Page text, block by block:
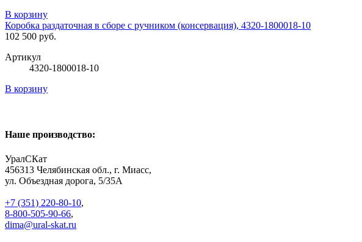
В корзину
Коробка раздаточная в сборе с ручником (консервация), 4320-1800018-10
102 500 руб.
Артикул
4320-1800018-10
В корзину
Наше производство:
УралСКат
456313 Челябинская обл., г. Миасс,
ул. Объездная дорога, 5/35А
+7 (351) 220-80-10,
8-800-505-90-66,
dima@ural-skat.ru